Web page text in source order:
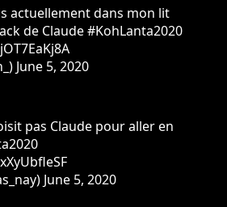
actuellement dans mon lit
de Claude#KohLanta2020
June 5, 2020
pas Claude pour aller en
June 5, 2020